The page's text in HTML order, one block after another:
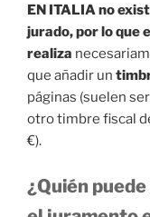
EN ITALIA no
jurado, por lo que
realiza
que añadir un
páginas (suelen
otro timbre fiscal
€).
¿Quién